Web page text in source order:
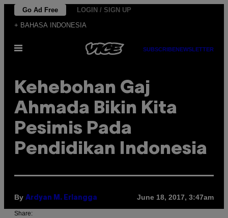
Skip
content
Go Ad Free
LOGIN / SIGN UP
+ BAHASA INDONESIA
Open
SUBSCRIBENEWSLETTER
Kehebohan Gaj
Ahmada Bikin Kita
Pesimis Pada
Pendidikan Indonesia
By Ardyan M. Erlangga June 18, 2017, 3:47am
Share: